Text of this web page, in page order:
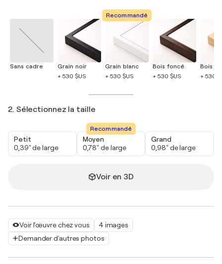
Voir l'œuvre chez vous
4 images
Demander d'autres photos
Sans cadre
Grain noir
+ 530 $US
Recommandé
Grain blanc
+ 530 $US
Bois foncé
+ 530 $US
Bois
+ 530
2. Sélectionnez la taille
Petit
0,39" de large
Recommandé
Moyen
0,78" de large
Grand
0,98" de large
Voir en 3D